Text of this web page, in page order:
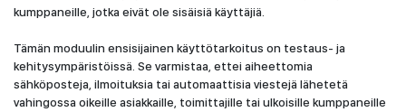
kumppaneille, jotka eivät ole sisäisiä käyttäjiä.
Tämän moduulin ensisijainen käyttötarkoitus on testaus- ja
kehitysympäristöissä. Se varmistaa, ettei aiheettomia
sähköposteja, ilmoituksia tai automaattisia viestejä lähetetä
vahingossa oikeille asiakkaille, toimittajille tai ulkoisille kumppaneille